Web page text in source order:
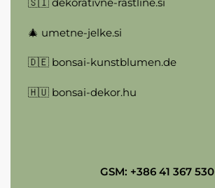
🎄 umetne-jelke.si
🇩🇪 bonsai-kunstblumen.de
🇭🇺 bonsai-dekor.hu
GSM: +386 41 367 530